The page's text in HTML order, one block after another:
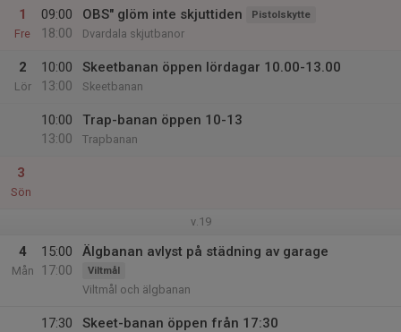
1
Fre
09:00
18:00
OBS" glöm inte skjuttiden Pistolskytte
Dvardala skjutbanor
2
Lör
10:00
13:00
Skeetbanan öppen lördagar 10.00-13.00
Skeetbanan
10:00
13:00
Trap-banan öppen 10-13
Trapbanan
3
Sön
v.19
4
Mån
15:00
17:00
Älgbanan avlyst på städning av garage
Viltmål
Viltmål och älgbanan
17:30
Skeet-banan öppen från 17:30